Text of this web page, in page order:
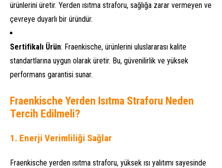
ürünlerini üretir. Yerden ısıtma straforu, sağlığa zarar vermeyen ve
çevreye duyarlı bir üründür.
Sertifikalı Ürün: Fraenkische, ürünlerini uluslararası kalite
standartlarına uygun olarak üretir. Bu, güvenilirlik ve yüksek
performans garantisi sunar.
Fraenkische Yerden Isıtma Straforu Neden
Tercih Edilmeli?
1. Enerji Verimliliği Sağlar
Fraenkische yerden ısıtma straforu, yüksek ısı yalıtımı sayesinde